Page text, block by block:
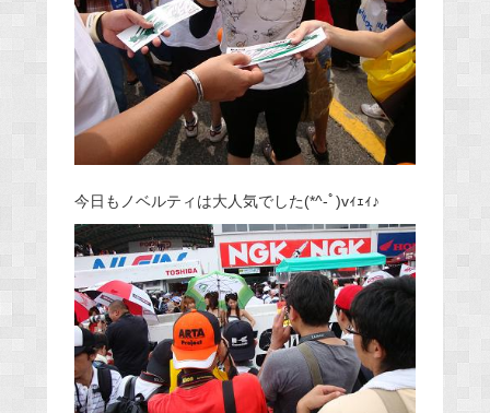
今日もノベルティは大人気でした(*^-ﾟ)vｨｪｨ♪